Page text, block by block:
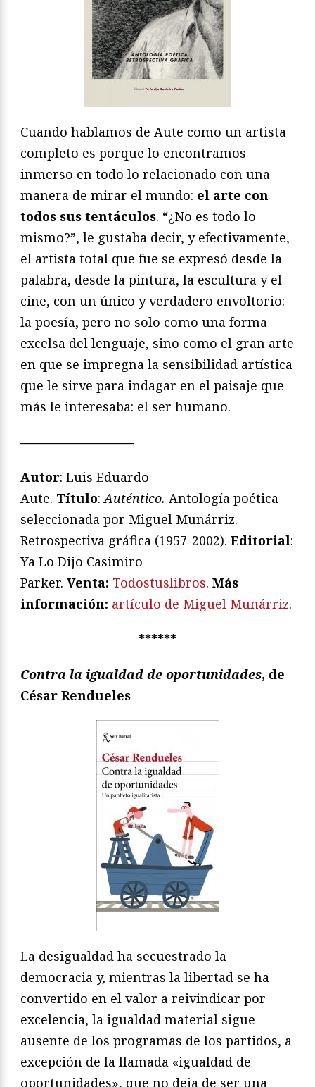
Cuando hablamos de Aute como un artista
completo es porque lo encontramos
inmerso en todo lo relacionado con una
manera de mirar el mundo: el arte con
todos sus tentáculos. “¿No es todo lo
mismo?”, le gustaba decir, y efectivamente,
el artista total que fue se expresó desde la
palabra, desde la pintura, la escultura y el
cine, con un único y verdadero envoltorio:
la poesía, pero no solo como una forma
excelsa del lenguaje, sino como el gran arte
en que se impregna la sensibilidad artística
que le sirve para indagar en el paisaje que
más le interesaba: el ser humano.
—————————
Autor: Luis Eduardo
Aute. Título:Auténtico. Antología poética
seleccionada por Miguel Munárriz.
Retrospectiva gráfica (1957-2002). Editorial:
Ya Lo Dijo Casimiro
Parker. Venta: Todostuslibros. Más
información: artículo de Miguel Munárriz.
******
Contra la igualdad de oportunidades, de
César Rendueles
La desigualdad ha secuestrado la
democracia y, mientras la libertad se ha
convertido en el valor a reivindicar por
excelencia, la igualdad material sigue
ausente de los programas de los partidos, a
excepción de la llamada «igualdad de
oportunidades», que no deja de ser una